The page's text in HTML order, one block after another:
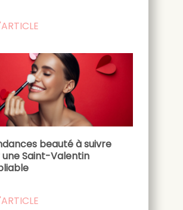
beauté à suivre
Saint-Valentin